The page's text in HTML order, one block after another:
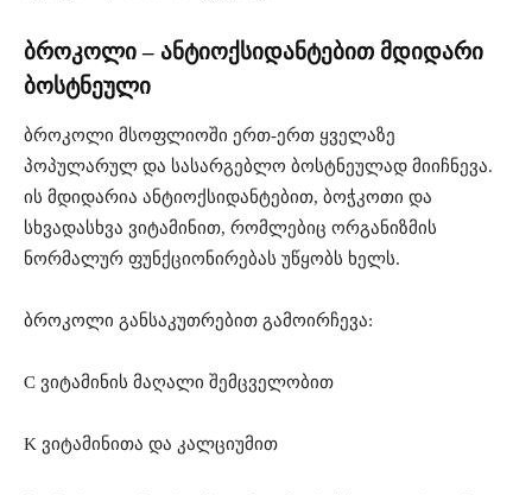
ბროკოლი – ანტიოქსიდანტებით მდიდარი
ბოსტნეული
ბროკოლი მსოფლიოში ერთ-ერთ ყველაზე
პოპულარულ და სასარგებლო ბოსტნეულად მიიჩნევა.
ის მდიდარია ანტიოქსიდანტებით, ბოჭკოთი და
სხვადასხვა ვიტამინით, რომლებიც ორგანიზმის
ნორმალურ ფუნქციონირებას უწყობს ხელს.
ბროკოლი განსაკუთრებით გამოირჩევა:
C ვიტამინის მაღალი შემცველობით
K ვიტამინითა და კალციუმით